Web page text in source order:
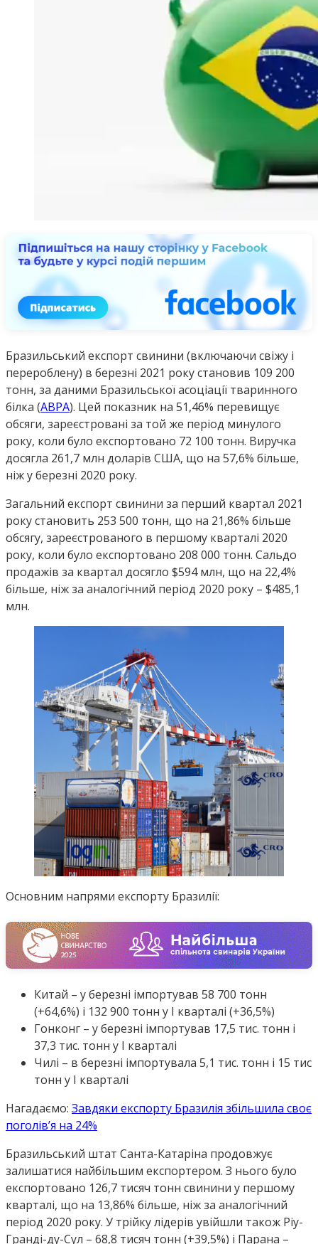
Бразильський експорт свинини (включаючи свіжу і
перероблену) в березні 2021 року становив 109 200
тонн, за даними Бразильської асоціації тваринного
білка (ABPA). Цей показник на 51,46% перевищує
обсяги, зареєстровані за той же період минулого
року, коли було експортовано 72 100 тонн. Виручка
досягла 261,7 млн доларів США, що на 57,6% більше,
ніж у березні 2020 року.
Загальний експорт свинини за перший квартал 2021
року становить 253 500 тонн, що на 21,86% більше
обсягу, зареєстрованого в першому кварталі 2020
року, коли було експортовано 208 000 тонн. Сальдо
продажів за квартал досягло $594 млн, що на 22,4%
більше, ніж за аналогічний період 2020 року – $485,1
млн.
Основним напрями експорту Бразилії:
Китай – у березні імпортував 58 700 тонн
(+64,6%) і 132 900 тонн у I кварталі (+36,5%)
Гонконг – у березні імпортував 17,5 тис. тонн і
37,3 тис. тонн у I кварталі
Чилі – в березні імпортувала 5,1 тис. тонн і 15 тис
тонн у I кварталі
Нагадаємо: Завдяки експорту Бразилія збільшила своє
поголів’я на 24%
Бразильський штат Санта-Катаріна продовжує
залишатися найбільшим експортером. З нього було
експортовано 126,7 тисяч тонн свинини у першому
кварталі, що на 13,86% більше, ніж за аналогічний
період 2020 року. У трійку лідерів увійшли також Ріу-
Гранді-ду-Сул – 68,8 тисяч тонн (+39,5%) і Парана –